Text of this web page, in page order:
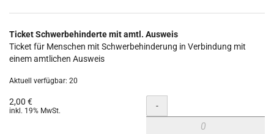
Ticket Schwerbehinderte mit amtl. Ausweis
Ticket für Menschen mit Schwerbehinderung in Verbindung mit
einem amtlichen Ausweis
Aktuell verfügbar: 20
2,00 €
inkl. 19% MwSt. Menge
-